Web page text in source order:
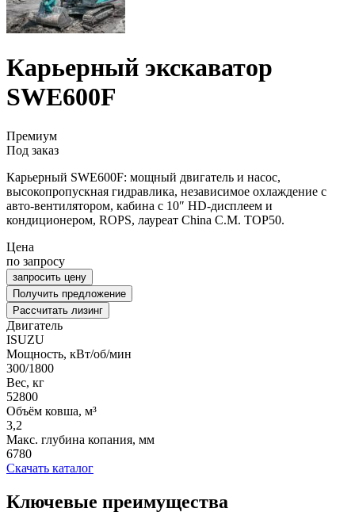
Карьерный экскаватор
SWE600F
Премиум
Под заказ
Карьерный SWE600F: мощный двигатель и насос,
высокопропускная гидравлика, независимое охлаждение с
авто-вентилятором, кабина с 10″ HD-дисплеем и
кондиционером, ROPS, лауреат China C.M. TOP50.
Цена
по запросу
запросить цену
Получить предложение
Рассчитать лизинг
Двигатель
ISUZU
Мощность, кВт/об/мин
300/1800
Вес, кг
52800
Объём ковша, м³
3,2
Макс. глубина копания, мм
6780
Скачать каталог
Ключевые преимущества